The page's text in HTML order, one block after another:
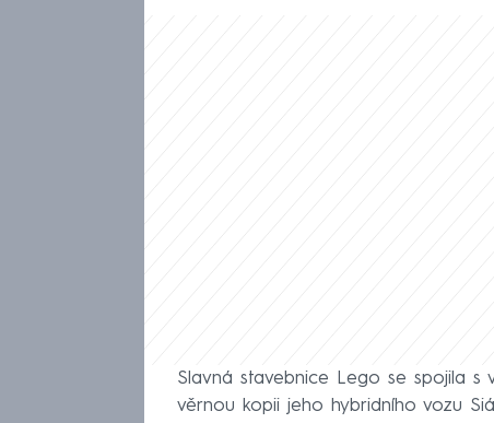
Slavná stavebnice Lego se spojila s
věrnou kopii jeho hybridního vozu